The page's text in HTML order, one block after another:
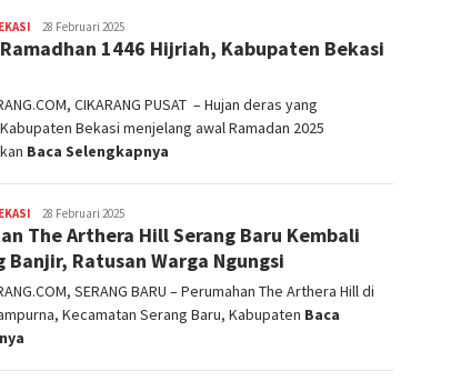
admin
28 Februari 2025
1446 Hijriah, Kabupaten Bekasi
CIKARANG PUSAT – Hujan deras yang
Bekasi menjelang awal Ramadan 2025
Baca Selengkapnya
admin
28 Februari 2025
The Arthera Hill Serang Baru Kembali
Banjir, Ratusan Warga Ngungsi
SERANG BARU – Perumahan The Arthera Hill di
Kecamatan Serang Baru, Kabupaten Baca